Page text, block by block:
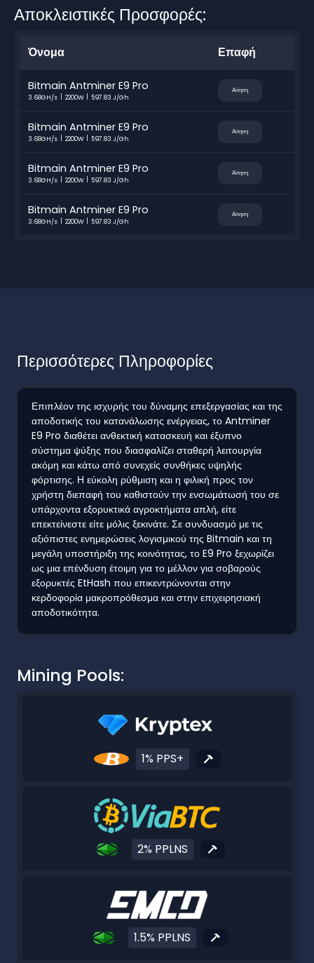
Αποκλειστικές Προσφορές:
Όνομα Επαφή
Bitmain Antminer E9 Pro
3.68GH/s 2200W 597.83 J/Gh
Αίτηση
Bitmain Antminer E9 Pro
3.68GH/s 2200W 597.83 J/Gh
Αίτηση
Bitmain Antminer E9 Pro
3.68GH/s 2200W 597.83 J/Gh
Αίτηση
Bitmain Antminer E9 Pro
3.68GH/s 2200W 597.83 J/Gh
Αίτηση
Περισσότερες Πληροφορίες
Επιπλέον της ισχυρής του δύναμης επεξεργασίας και της
αποδοτικής του κατανάλωσης ενέργειας, το Antminer
E9 Pro διαθέτει ανθεκτική κατασκευή και έξυπνο
σύστημα ψύξης που διασφαλίζει σταθερή λειτουργία
ακόμη και κάτω από συνεχείς συνθήκες υψηλής
φόρτισης. Η εύκολη ρύθμιση και η φιλική προς τον
χρήστη διεπαφή του καθιστούν την ενσωμάτωσή του σε
υπάρχοντα εξορυκτικά αγροκτήματα απλή, είτε
επεκτείνεστε είτε μόλις ξεκινάτε. Σε συνδυασμό με τις
αξιόπιστες ενημερώσεις λογισμικού της Bitmain και τη
μεγάλη υποστήριξη της κοινότητας, το E9 Pro ξεχωρίζει
ως μια επένδυση έτοιμη για το μέλλον για σοβαρούς
εξορυκτές EtHash που επικεντρώνονται στην
κερδοφορία μακροπρόθεσμα και στην επιχειρησιακή
αποδοτικότητα.
Mining Pools:
1% PPS+
2% PPLNS
1.5% PPLNS